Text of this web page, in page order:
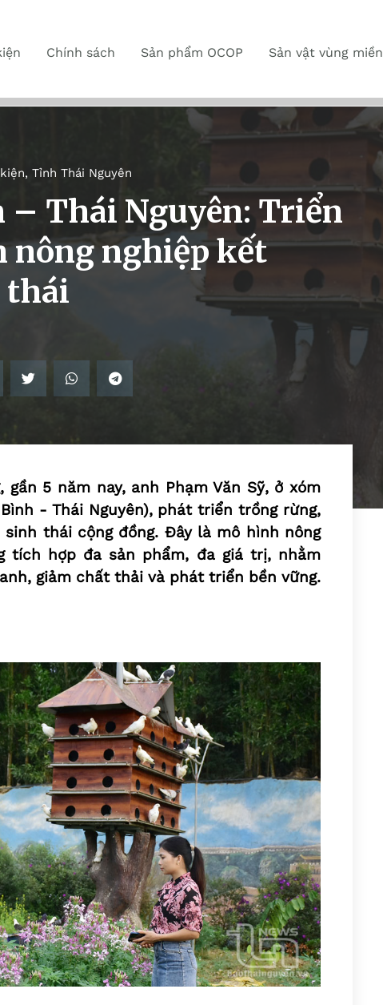
Chính sách Sản phẩm OCOP Sản vật vùng miền
, Tỉnh Thái Nguyên
– Thái Nguyên: Triển
nông nghiệp kết
thái
5 năm nay, anh Phạm Văn Sỹ, ở xóm
- Thái Nguyên), phát triển trồng rừng,
thái cộng đồng. Đây là mô hình nông
tích hợp đa sản phẩm, đa giá trị, nhằm
giảm chất thải và phát triển bền vững.